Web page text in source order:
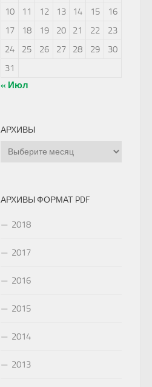
10
11 12 13 14 15
16
17
18 19 20 21 22
23
24
25 26 27 28 29
30
31
« Июл
АРХИВЫ
Архивы
АРХИВЫ ФОРМАТ PDF
2018
2017
2016
2015
2014
2013